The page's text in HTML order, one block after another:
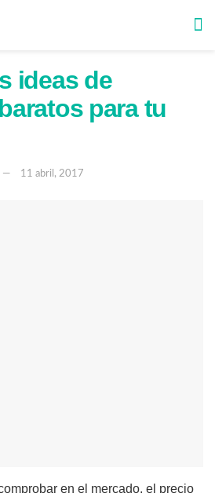
ideas de
para tu
11 abril, 2017
en el mercado, el precio